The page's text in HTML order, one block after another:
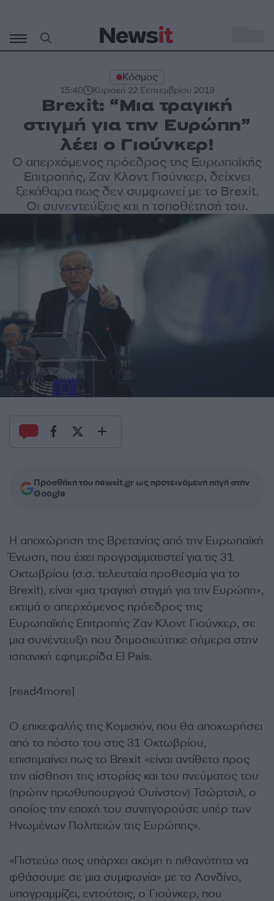
περιεχόμενο
Κόσμος
15:40 Κυριακή 22 Σεπτεμβρίου 2019
Brexit: “Μια τραγική
στιγμή για την Ευρώπη”
λέει ο Γιούνκερ!
Ο απερχόμενος πρόεδρος της Ευρωπαϊκής
Επιτροπής, Ζαν Κλοντ Γιούνκερ, δείχνει
ξεκάθαρα πως δεν συμφωνεί με το Brexit.
Οι συνεντεύξεις και η τοποθέτησή του.
Προσθήκη του newsit.gr ως προτεινόμενη πηγή στην
Google
Η αποχώρηση της Βρετανίας από την Ευρωπαϊκή
Ένωση, που έχει προγραμματιστεί για τις 31
Οκτωβρίου (σ.σ. τελευταία προθεσμία για το
Brexit), είναι «μια τραγική στιγμή για την Ευρώπη»,
εκτιμά ο απερχόμενος πρόεδρος της
Ευρωπαϊκής Επιτροπής Ζαν Κλοντ Γιούνκερ, σε
μια συνέντευξη που δημοσιεύτηκε σήμερα στην
ισπανική εφημερίδα El Pais.
[read4more]
Ο επικεφαλής της Κομισιόν, που θα αποχωρήσει
από το πόστο του στις 31 Οκτωβρίου,
επισημαίνει πως το Brexit «είναι αντίθετο προς
την αίσθηση της ιστορίας και του πνεύματος του
(πρώην πρωθυπουργού Ουίνστον) Τσώρτσιλ, ο
οποίος την εποχή του συνηγορούσε υπέρ των
Ηνωμένων Πολιτειών της Ευρώπης».
«Πιστεύω πως υπάρχει ακόμη η πιθανότητα να
φθάσουμε σε μια συμφωνία» με το Λονδίνο,
υπογραμμίζει, εντούτοις, ο Γιούνκερ, που